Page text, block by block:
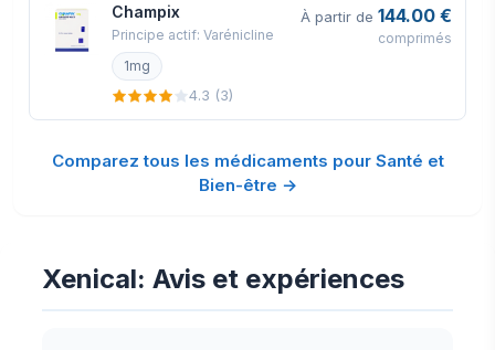
Champix
Principe actif: Varénicline
1mg
À partir de 144.00 €
comprimés
4.3 (3)
Comparez tous les médicaments pour Santé et
Bien-être →
Xenical: Avis et expériences